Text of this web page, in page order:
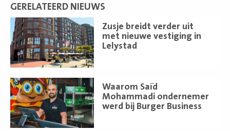
GERELATEERD NIEUWS
Zusje breidt verder uit
met nieuwe vestiging in
Lelystad
Lees
meer
Waarom Saïd
Mohammadi ondernemer
werd bij Burger Business
Lees
meer